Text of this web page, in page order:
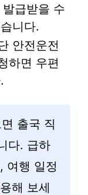
급받을 수
니다.
안전운전
하면 우편
출국 직
다. 급하
여행 일정
해 보세